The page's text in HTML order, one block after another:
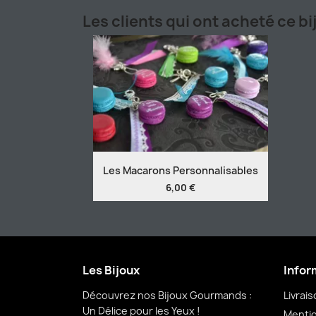
Les clients qui ont acheté ce
Les Macarons Personnalisables
6,00 €
Les Bijoux
Découvrez nos Bijoux Gourmands :
Un Délice pour les Yeux !